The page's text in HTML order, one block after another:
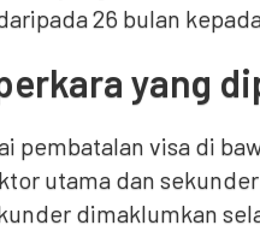
26 bulan
yang
pembatalan visa di
utama dan
dimaklumkan